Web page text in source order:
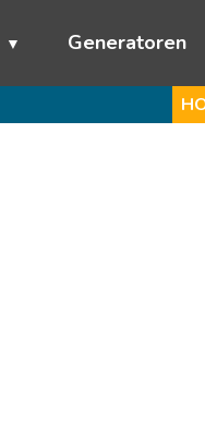
Generatoren